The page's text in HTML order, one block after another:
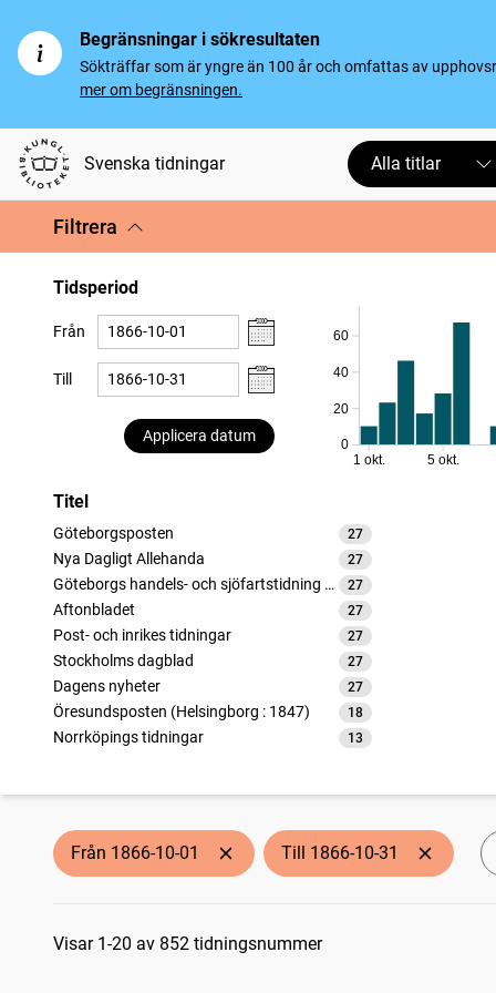
Begränsningar i sökresultaten
Sökträffar som är yngre än 100 år och omfattas av
mer om begränsningen.
Svenska tidningar Alla titlar
Filtrera
Tidsperiod
Från
Till
Applicera datum
0
20
40
60
1 okt. 5 okt.
Titel
Göteborgsposten 27
träffar
Nya Dagligt Allehanda
27
träffar
Göteborgs handels- och sjöfartstidning (1832)
27
träffar
Aftonbladet
27
träffar
Post- och inrikes tidningar
27
träffar
Stockholms dagblad
27
träffar
Dagens nyheter
27
träffar
Öresundsposten (Helsingborg : 1847)
18
träffar
Norrköpings tidningar
13
träffar
träffar
Carlscronas wekoblad (1764)
träffar
Bohusläns tidning (1838)
träffar
Folkets tidning
träffar
Från 1866-10-01 Till 1866-10-31
Sökresultat
Visar 1-20 av 852 tidningsnummer